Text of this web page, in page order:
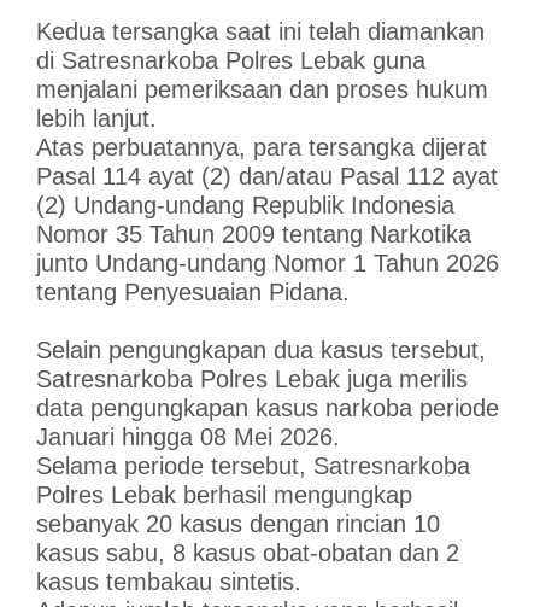
Kedua tersangka saat ini telah diamankan
di Satresnarkoba Polres Lebak guna
menjalani pemeriksaan dan proses hukum
lebih lanjut.
Atas perbuatannya, para tersangka dijerat
Pasal 114 ayat (2) dan/atau Pasal 112 ayat
(2) Undang-undang Republik Indonesia
Nomor 35 Tahun 2009 tentang Narkotika
junto Undang-undang Nomor 1 Tahun 2026
tentang Penyesuaian Pidana.
Selain pengungkapan dua kasus tersebut,
Satresnarkoba Polres Lebak juga merilis
data pengungkapan kasus narkoba periode
Januari hingga 08 Mei 2026.
Selama periode tersebut, Satresnarkoba
Polres Lebak berhasil mengungkap
sebanyak 20 kasus dengan rincian 10
kasus sabu, 8 kasus obat-obatan dan 2
kasus tembakau sintetis.